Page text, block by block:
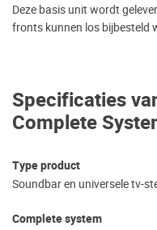
Specificaties
Complete
Type product
Soundbar en universele tv-
Complete system
Deze basis unit wordt
fronts kunnen los bijbesteld